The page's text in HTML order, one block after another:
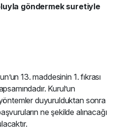
göndermek suretiyle
13. maddesinin 1. fıkrası
Kurul’un
duyurulduktan sonra
ne şekilde alınacağı